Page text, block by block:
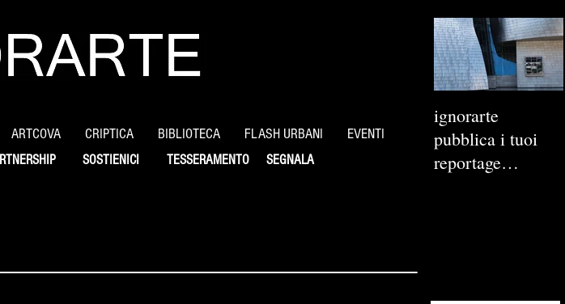
ARTCOVA CRIPTICA BIBLIOTECA FLASH URBANI EVENTI
SOSTIENICI SEGNALA
TESSERAMENTO
ignorarte
pubblica i tuoi
reportage